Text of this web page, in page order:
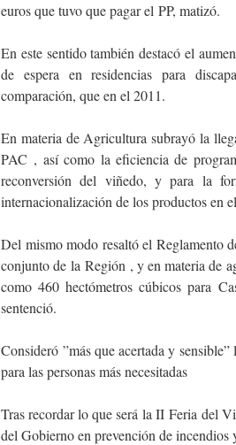
euros que tuvo que pagar el PP, matizó.
En este sentido también destacó el
de espera en residencias para
comparación, que en el 2011.
En materia de Agricultura subrayó la
PAC , así como la eficiencia de
reconversión del viñedo, y para la
internacionalización de los productos en
Del mismo modo resaltó el Reglamento
conjunto de la Región , y en materia de
como 460 hectómetros cúbicos para
sentenció.
Consideró ”más que acertada y
para las personas más necesitadas
Tras recordar lo que será la II Feria del
del Gobierno en prevención de incendios